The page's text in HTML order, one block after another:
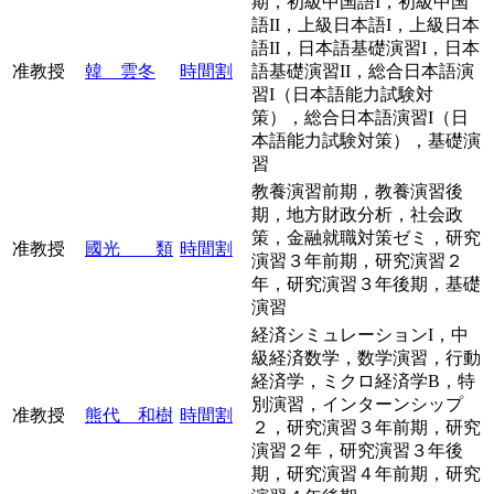
准教授 韓 雲冬 時間割
語II，上級日本語I，上級日本
語II，日本語基礎演習I，日本
語基礎演習II，総合日本語演
習I（日本語能力試験対
策），総合日本語演習I（日
本語能力試験対策），基礎演
習
准教授 國光 類 時間割
教養演習前期，教養演習後
期，地方財政分析，社会政
策，金融就職対策ゼミ，研究
演習３年前期，研究演習２
年，研究演習３年後期，基礎
演習
准教授 熊代 和樹 時間割
経済シミュレーションI，中
級経済数学，数学演習，行動
経済学，ミクロ経済学B，特
別演習，インターンシップ
２，研究演習３年前期，研究
演習２年，研究演習３年後
期，研究演習４年前期，研究